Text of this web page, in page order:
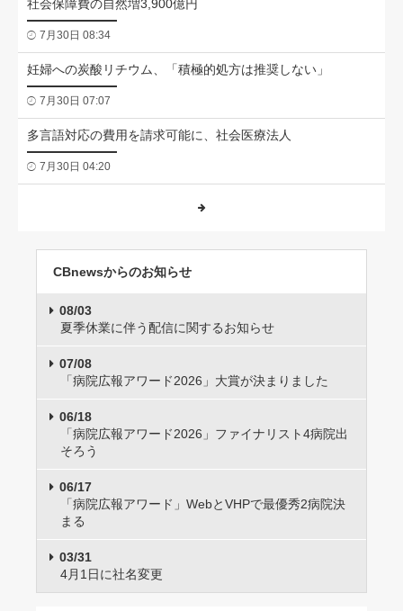
社会保障費の自然増3,900億円
7月30日 08:34
妊婦への炭酸リチウム、「積極的処方は推奨しない」
7月30日 07:07
多言語対応の費用を請求可能に、社会医療法人
7月30日 04:20
CBnewsからのお知らせ
08/03
夏季休業に伴う配信に関するお知らせ
07/08
「病院広報アワード2026」大賞が決まりました
06/18
「病院広報アワード2026」ファイナリスト4病院出
そろう
06/17
「病院広報アワード」WebとVHPで最優秀2病院決
まる
03/31
4月1日に社名変更